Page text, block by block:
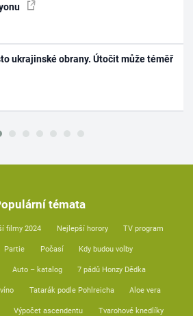
ukrajinské obrany. Útočit může téměř
témata
filmy 2024 Nejlepší horory TV program
Partie Počasí Kdy budou volby
Auto – katalog 7 pádů Honzy Dědka
Tatarák podle Pohlreicha Aloe vera
Výpočet ascendentu Tvarohové knedlíky